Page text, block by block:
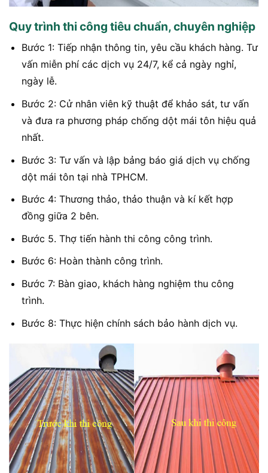
Quy trình thi công tiêu chuẩn, chuyên nghiệp
Bước 1: Tiếp nhận thông tin, yêu cầu khách hàng. Tư
vấn miễn phí các dịch vụ 24/7, kể cả ngày nghỉ,
ngày lễ.
Bước 2: Cử nhân viên kỹ thuật để khảo sát, tư vấn
và đưa ra phương pháp chống dột mái tôn hiệu quả
nhất.
Bước 3: Tư vấn và lập bảng báo giá dịch vụ chống
dột mái tôn tại nhà TPHCM.
Bước 4: Thương thảo, thảo thuận và kí kết hợp
đồng giữa 2 bên.
Bước 5. Thợ tiến hành thi công công trình.
Bước 6: Hoàn thành công trình.
Bước 7: Bàn giao, khách hàng nghiệm thu công
trình.
Bước 8: Thực hiện chính sách bảo hành dịch vụ.